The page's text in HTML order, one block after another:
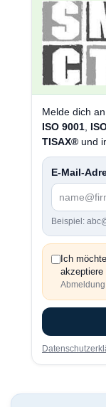
Melde dich
ISO 9001
TISAX® und
E-Mail-
Beispiel:
Ich
akzeptiere